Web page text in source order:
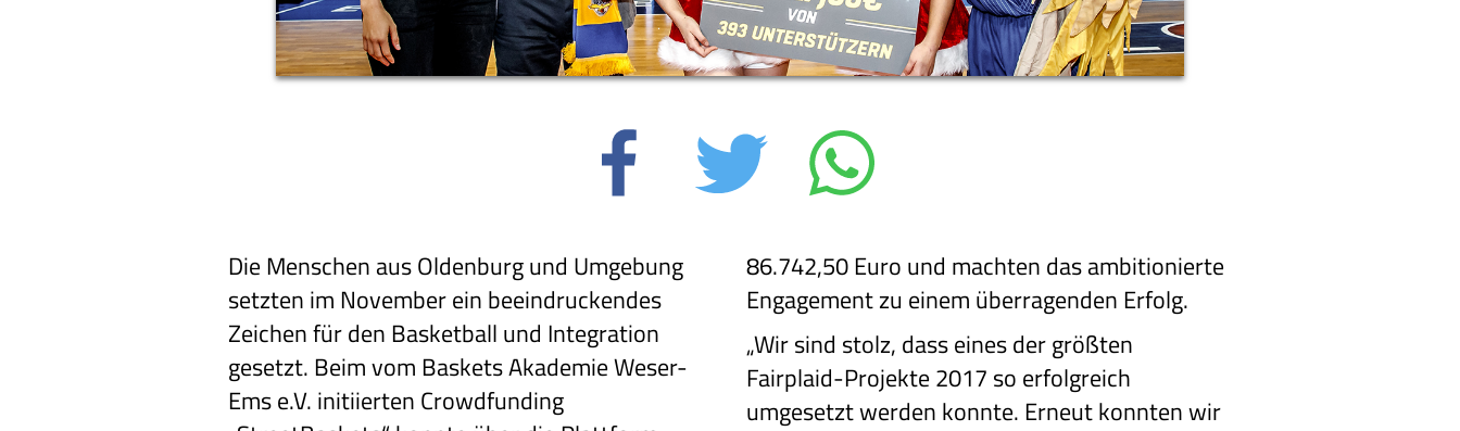
Die Menschen aus Oldenburg und Umgebung
setzten im November ein beeindruckendes
Zeichen für den Basketball und Integration
gesetzt. Beim vom Baskets Akademie Weser-
Ems e.V. initiierten Crowdfunding
86.742,50 Euro und machten das ambitionierte
Engagement zu einem überragenden Erfolg.
„Wir sind stolz, dass eines der größten
Fairplaid-Projekte 2017 so erfolgreich
umgesetzt werden konnte. Erneut konnten wir